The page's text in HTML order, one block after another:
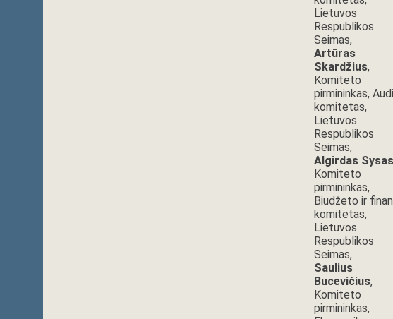
Lietuvos
Respublikos
Seimas,
Artūras
Skardžius,
Komiteto
pirmininkas,
komitetas,
Lietuvos
Respublikos
Seimas,
Algirdas Sysas
Komiteto
pirmininkas,
Biudžeto ir
komitetas,
Lietuvos
Respublikos
Seimas,
Saulius
Bucevičius,
Komiteto
pirmininkas,